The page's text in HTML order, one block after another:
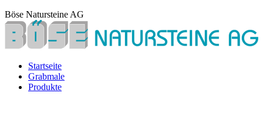
Böse Natursteine AG
Startseite
Grabmale
Produkte